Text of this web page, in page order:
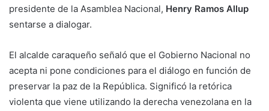
presidente de la Asamblea Nacional, Henry Ramos Allup
sentarse a dialogar.
El alcalde caraqueño señaló que el Gobierno Nacional no
acepta ni pone condiciones para el diálogo en función de
preservar la paz de la República. Significó la retórica
violenta que viene utilizando la derecha venezolana en la